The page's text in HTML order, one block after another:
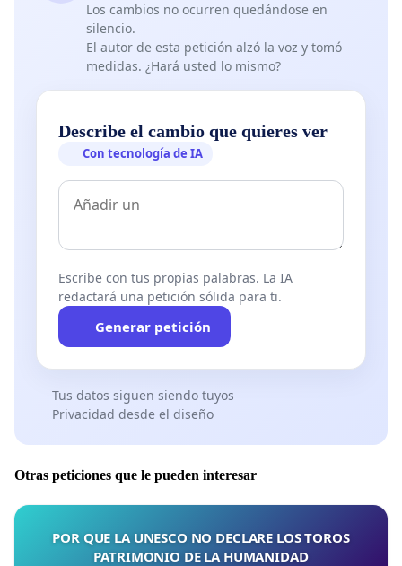
Los cambios no ocurren quedándose en
silencio.
El autor de esta petición alzó la voz y tomó
medidas. ¿Hará usted lo mismo?
Describe el cambio que quieres ver
Con tecnología de IA
Escribe con tus propias palabras. La IA
redactará una petición sólida para ti.
Generar petición
Tus datos siguen siendo tuyos
Privacidad desde el diseño
Otras peticiones que le pueden interesar
POR QUE LA UNESCO NO DECLARE LOS TOROS
PATRIMONIO DE LA HUMANIDAD